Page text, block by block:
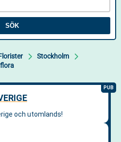
SÖK
Stockholm